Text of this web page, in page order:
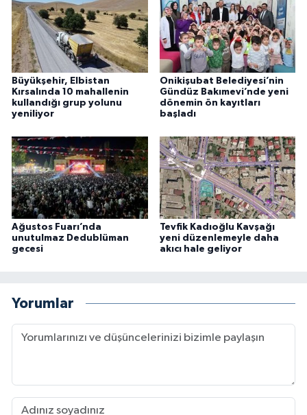
Büyükşehir, Elbistan
Kırsalında 10 mahallenin
kullandığı grup yolunu
yeniliyor
Onikişubat Belediyesi’nin
Gündüz Bakımevi’nde yeni
dönemin ön kayıtları
başladı
Ağustos Fuarı’nda
unutulmaz Dedublüman
gecesi
Tevfik Kadıoğlu Kavşağı
yeni düzenlemeyle daha
akıcı hale geliyor
Yorumlar